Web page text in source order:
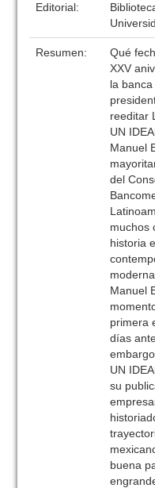
Editorial:
Resumen:
Qué
XXV
la
reeditar
UN
Manuel
del
muchos
historia
Manuel
primera
días
UN
su
buena